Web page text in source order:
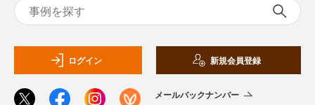
ログイン 新規会員登録
メールバックナンバー